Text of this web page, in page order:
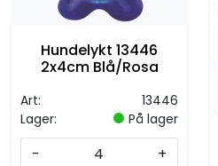
Hundelykt 13446
2x4cm Blå/Rosa
Art:
13446
Lager:
På lager
-
+